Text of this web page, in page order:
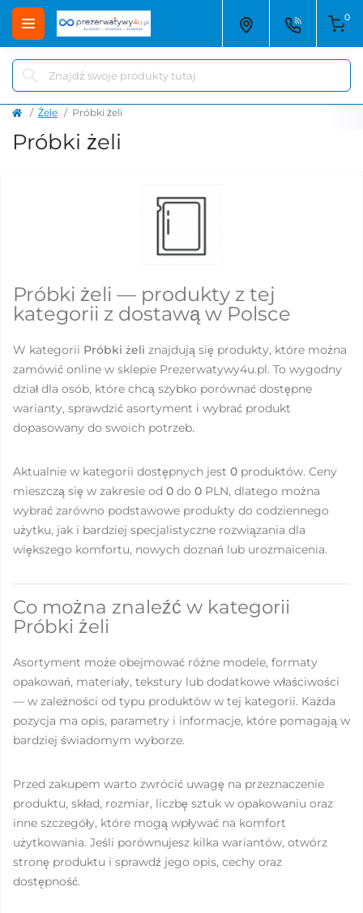
0
Żele Próbki żeli
Próbki żeli
Próbki żeli — produkty z tej
kategorii z dostawą w Polsce
W kategorii Próbki żeli znajdują się produkty, które można
zamówić online w sklepie Prezerwatywy4u.pl. To wygodny
dział dla osób, które chcą szybko porównać dostępne
warianty, sprawdzić asortyment i wybrać produkt
dopasowany do swoich potrzeb.
Aktualnie w kategorii dostępnych jest 0 produktów. Ceny
mieszczą się w zakresie od 0 do 0 PLN, dlatego można
wybrać zarówno podstawowe produkty do codziennego
użytku, jak i bardziej specjalistyczne rozwiązania dla
większego komfortu, nowych doznań lub urozmaicenia.
Co można znaleźć w kategorii
Próbki żeli
Asortyment może obejmować różne modele, formaty
opakowań, materiały, tekstury lub dodatkowe właściwości
— w zależności od typu produktów w tej kategorii. Każda
pozycja ma opis, parametry i informacje, które pomagają w
bardziej świadomym wyborze.
Przed zakupem warto zwrócić uwagę na przeznaczenie
produktu, skład, rozmiar, liczbę sztuk w opakowaniu oraz
inne szczegóły, które mogą wpływać na komfort
użytkowania. Jeśli porównujesz kilka wariantów, otwórz
stronę produktu i sprawdź jego opis, cechy oraz
dostępność.